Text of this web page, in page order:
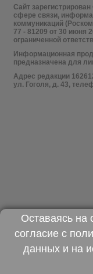
Сайт
сфере связи,
коммуникаций
77 - 81209 от 30 июня
ограниченной
Информационная
предназначена для
Адрес редакции
ул. Гоголя, д. 43,
Оставаясь на
согласие с
данныхи на